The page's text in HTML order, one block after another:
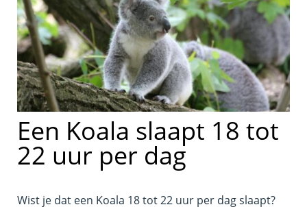
Een Koala slaapt 18 tot
22 uur per dag
Wist je dat een Koala 18 tot 22 uur per dag slaapt?